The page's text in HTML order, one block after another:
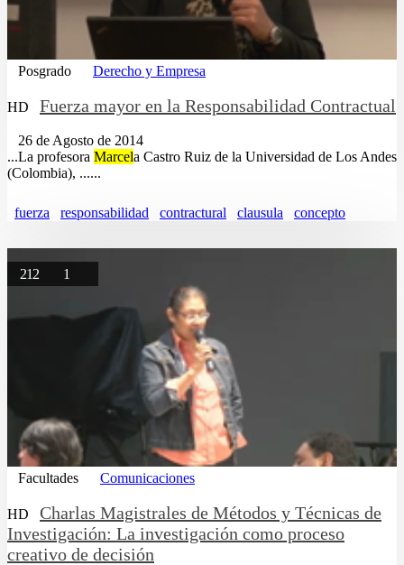
Posgrado Derecho y Empresa
HD Fuerza mayor en la Responsabilidad Contractual
26 de Agosto de 2014
...La profesora Marcela Castro Ruiz de la Universidad de Los Andes
(Colombia), ......
fuerza responsabilidad contractural clausula concepto
212 1
Facultades Comunicaciones
HD
Charlas Magistrales de Métodos y Técnicas de
Investigación: La investigación como proceso
creativo de decisión